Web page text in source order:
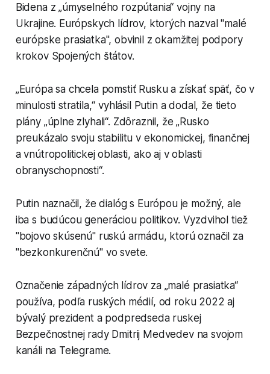
Bidena z „úmyselného rozpútania“ vojny na
Ukrajine. Európskych lídrov, ktorých nazval "malé
európske prasiatka", obvinil z okamžitej podpory
krokov Spojených štátov.
„Európa sa chcela pomstiť Rusku a získať späť, čo v
minulosti stratila,“ vyhlásil Putin a dodal, že tieto
plány „úplne zlyhali“. Zdôraznil, že „Rusko
preukázalo svoju stabilitu v ekonomickej, finančnej
a vnútropolitickej oblasti, ako aj v oblasti
obranyschopnosti“.
Putin naznačil, že dialóg s Európou je možný, ale
iba s budúcou generáciou politikov. Vyzdvihol tiež
"bojovo skúsenú" ruskú armádu, ktorú označil za
"bezkonkurenčnú" vo svete.
Označenie západných lídrov za „malé prasiatka“
používa, podľa ruských médií, od roku 2022 aj
bývalý prezident a podpredseda ruskej
Bezpečnostnej rady Dmitrij Medvedev na svojom
kanáli na Telegrame.